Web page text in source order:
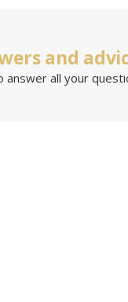
and
answer all your